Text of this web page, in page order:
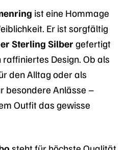
ist eine Hommage
Er ist sorgfältig
Sterling Silber gefertigt
Design. Ob als
den Alltag oder als
besondere Anlässe –
Outfit das gewisse